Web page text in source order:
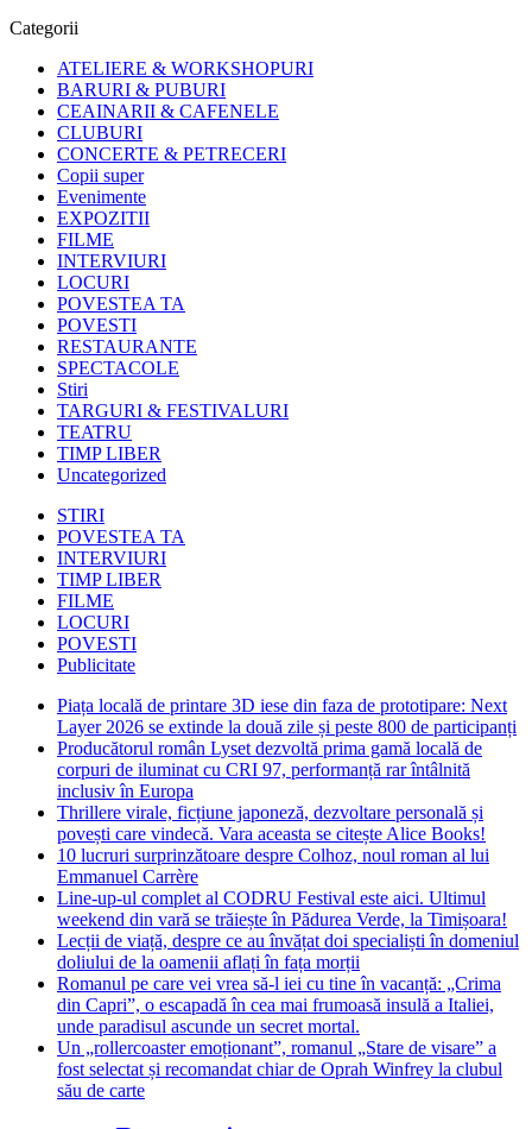
Categorii
ATELIERE & WORKSHOPURI
BARURI & PUBURI
CEAINARII & CAFENELE
CLUBURI
CONCERTE & PETRECERI
Copii super
Evenimente
EXPOZITII
FILME
INTERVIURI
LOCURI
POVESTEA TA
POVESTI
RESTAURANTE
SPECTACOLE
Stiri
TARGURI & FESTIVALURI
TEATRU
TIMP LIBER
Uncategorized
STIRI
POVESTEA TA
INTERVIURI
TIMP LIBER
FILME
LOCURI
POVESTI
Publicitate
Piața locală de printare 3D iese din faza de prototipare: Next
Layer 2026 se extinde la două zile și peste 800 de participanți
Producătorul român Lyset dezvoltă prima gamă locală de
corpuri de iluminat cu CRI 97, performanță rar întâlnită
inclusiv în Europa
Thrillere virale, ficțiune japoneză, dezvoltare personală și
povești care vindecă. Vara aceasta se citește Alice Books!
10 lucruri surprinzătoare despre Colhoz, noul roman al lui
Emmanuel Carrère
Line-up-ul complet al CODRU Festival este aici. Ultimul
weekend din vară se trăiește în Pădurea Verde, la Timișoara!
Lecții de viață, despre ce au învățat doi specialiști în domeniul
doliului de la oamenii aflați în fața morții
Romanul pe care vei vrea să-l iei cu tine în vacanță: „Crima
din Capri”, o escapadă în cea mai frumoasă insulă a Italiei,
unde paradisul ascunde un secret mortal.
Un „rollercoaster emoționant”, romanul „Stare de visare” a
fost selectat și recomandat chiar de Oprah Winfrey la clubul
său de carte